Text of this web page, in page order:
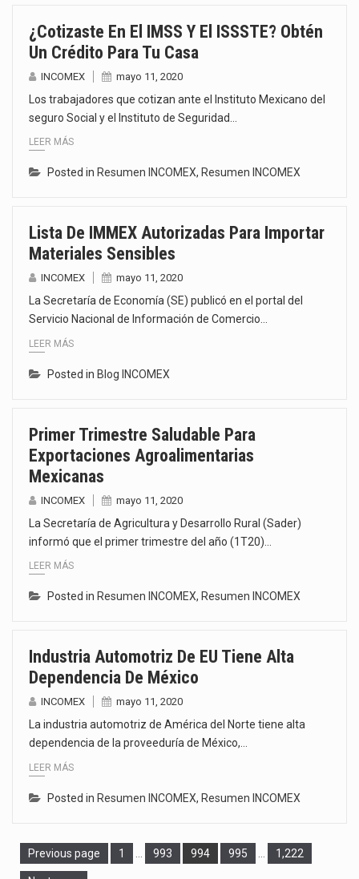
¿Cotizaste En El IMSS Y El ISSSTE? Obtén
Un Crédito Para Tu Casa
INCOMEX mayo 11, 2020
Los trabajadores que cotizan ante el Instituto Mexicano del
seguro Social y el Instituto de Seguridad…
LEER MÁS
Posted in Resumen INCOMEX, Resumen INCOMEX
Lista De IMMEX Autorizadas Para Importar
Materiales Sensibles
INCOMEX mayo 11, 2020
La Secretaría de Economía (SE) publicó en el portal del
Servicio Nacional de Información de Comercio…
LEER MÁS
Posted in Blog INCOMEX
Primer Trimestre Saludable Para
Exportaciones Agroalimentarias
Mexicanas
INCOMEX mayo 11, 2020
La Secretaría de Agricultura y Desarrollo Rural (Sader)
informó que el primer trimestre del año (1T20)…
LEER MÁS
Posted in Resumen INCOMEX, Resumen INCOMEX
Industria Automotriz De EU Tiene Alta
Dependencia De México
INCOMEX mayo 11, 2020
La industria automotriz de América del Norte tiene alta
dependencia de la proveeduría de México,…
LEER MÁS
Posted in Resumen INCOMEX, Resumen INCOMEX
Previous page Page
1 Page
993 Page
994 Page
995 Page
1,222